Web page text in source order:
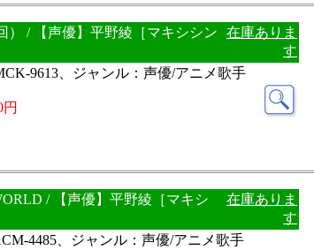
） / 【声優】平野綾［マキシシン
在庫ありま
す
9613、ジャンル：声優/アニメ歌手
/ 【声優】平野綾［マキシ
在庫ありま
す
4485、ジャンル：声優/アニメ歌手